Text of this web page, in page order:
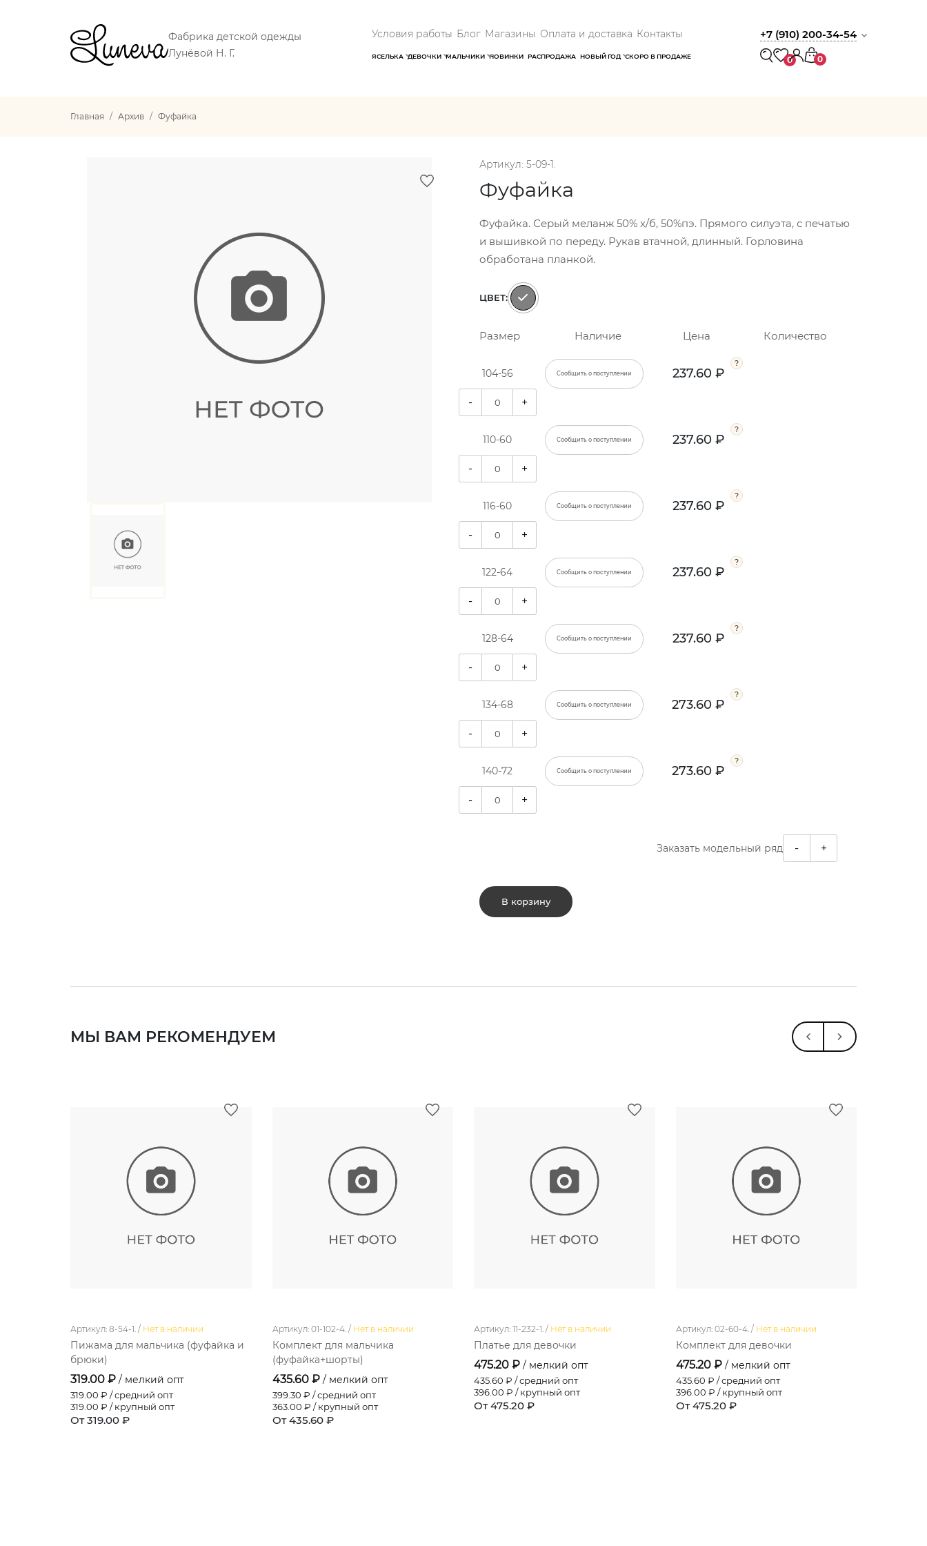
Фабрика детской одежды
Лунёвой Н. Г.
Условия работы Блог Магазины Оплата и доставка Контакты
ЯСЕЛЬКА ДЕВОЧКИ МАЛЬЧИКИ НОВИНКИ РАСПРОДАЖА НОВЫЙ ГОД СКОРО В ПРОДАЖЕ
+7 (910) 200-34-54
0 0
Главная Архив Фуфайка
Артикул: 5-09-1.
Фуфайка
Фуфайка. Серый меланж 50% х/б, 50%пэ. Прямого силуэта, с печатью
и вышивкой по переду. Рукав втачной, длинный. Горловина
обработана планкой.
ЦВЕТ:
Размер Наличие Цена Количество
104-56 Сообщить о поступлении 237.60 ₽
- +
110-60 Сообщить о поступлении 237.60 ₽
- +
116-60 Сообщить о поступлении 237.60 ₽
- +
122-64 Сообщить о поступлении 237.60 ₽
- +
128-64 Сообщить о поступлении 237.60 ₽
- +
134-68 Сообщить о поступлении 273.60 ₽
- +
140-72 Сообщить о поступлении 273.60 ₽
- +
Заказать модельный ряд - +
В корзину
МЫ ВАМ РЕКОМЕНДУЕМ
Артикул: 8-54-1. / Нет в наличии
Пижама для мальчика (фуфайка и
брюки)
319.00 ₽ / мелкий опт
319.00 ₽ / средний опт
319.00 ₽ / крупный опт
От 319.00 ₽
Артикул: 01-102-4. / Нет в наличии
Комплект для мальчика
(фуфайка+шорты)
435.60 ₽ / мелкий опт
399.30 ₽ / средний опт
363.00 ₽ / крупный опт
От 435.60 ₽
Артикул: 11-232-1. / Нет в наличии
Платье для девочки
475.20 ₽ / мелкий опт
435.60 ₽ / средний опт
396.00 ₽ / крупный опт
От 475.20 ₽
Артикул: 02-60-4. / Нет в наличии
Комплект для девочки
475.20 ₽ / мелкий опт
435.60 ₽ / средний опт
396.00 ₽ / крупный опт
От 475.20 ₽